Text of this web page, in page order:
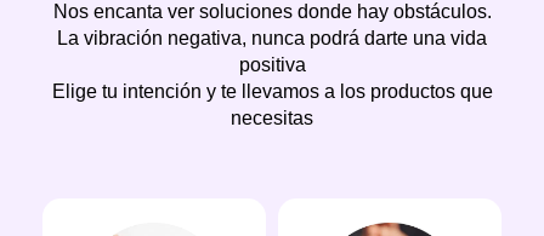
Nos encanta ver soluciones donde hay obstáculos.
La vibración negativa, nunca podrá darte una vida
positiva
Elige tu intención y te llevamos a los productos que
necesitas